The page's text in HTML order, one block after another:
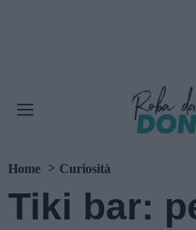
Home Curiosità
Tiki bar: